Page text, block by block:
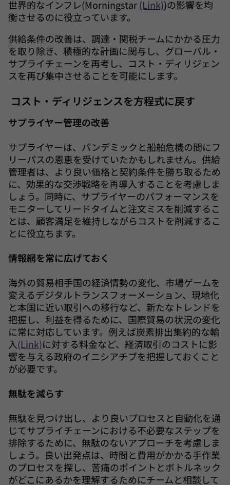
世界的なインフレ(Morningstar(Link))の影響を均
衡させるのに役立っています。
供給条件の改善は、調達・関税チームにかかる圧力
を取り除き、積極的な計画に関与し、グローバル・
サプライチェーンを再考し、コスト・ディリジェン
スを再び集中させることを可能にします。
コスト・ディリジェンスを方程式に戻す
サプライヤー管理の改善
サプライヤーは、パンデミックと船舶危機の間にフ
リーパスの恩恵を受けていたかもしれません。供給
管理者は、より良い価格と契約条件を勝ち取るため
に、効果的な交渉戦略を再導入することを考慮しま
しょう。同時に、サプライヤーのパフォーマンスを
モニターしてリードタイムと注文ミスを削減するこ
とは、顧客満足を維持しながらコストを削減するこ
とに役立ちます。
情報網を常に広げておく
海外の貿易相手国の経済情勢の変化、市場ゲームを
変えるデジタルトランスフォーメーション、現地化
と本国に近い取引への移行など、新たなトレンドを
把握し、利益を得るために、国際貿易の状況の変化
に常に対応しています。例えば炭素排出集約的な輸
入(Link)に対する料金など、経済取引のコストに影
響を与える政府のイニシアチブを把握しておくこと
が必要です。
無駄を減らす
無駄を見つけ出し、より良いプロセスと自動化を通
じてサプライチェーンにおける不必要なステップを
排除するために、無駄のないアプローチを考慮しま
しょう。良い出発点は、時間と費用がかかる手作業
のプロセスを探し、苦痛のポイントとボトルネック
がどこにあるかを理解するためにチームと相談して